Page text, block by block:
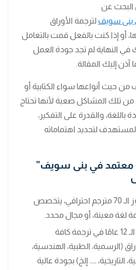
البحث عن
بنى سويف لترجمة الأوراق
أو إذا كنت بالفعل قمت بالتعامل
النهاية لم تجد جودة العمل
آذن إليك المقالة.
حيث أنواعها سواء الكتابية أو
من تلك المشاكل صعبة لأنها تحتاج
باللغة، والقدرة على التفكير،
لتحديد اهتماماته
معتمد في بنى سويف”
تمتلك فريق يتجاوز الـ 70 مترجم احترافي، يتخصص
لغة معينة، أو مجال محدد.
لديها خبرة تتجاوز الـ 12 عامًا في ترجمة كافة
(الرسمية، الطبية، الهندسية،
التاريخية، ….. إلخ) بجودة عالية